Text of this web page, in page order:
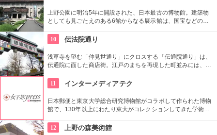
上野公園に明治5年に開設された、日本最古の博物館。建築物
としても見ごたえのある6館からなる展示館は、国宝などの歴
す。オリジナルグッズを販売するミュージアムショップや食事
もできるカフェなども併設されています。
10 伝法院通り
浅草寺を望む「仲見世通り」にクロスする「伝通院通り」は、
伝通院に面した商店街。江戸のまちを再現した町並みには、屋
あります。多彩なお店が並んでいて、買い物や食事も楽しめま
す。
11 インターメディアテク
日本郵便と東京大学総合研究博物館がコラボして作られた博物
館で、130年以上にわたり東大がコレクションしてきた学術コ
ている。
12 上野の森美術館